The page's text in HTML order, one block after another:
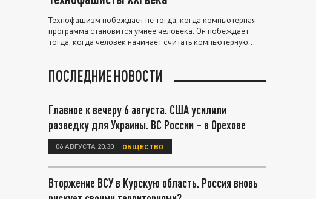
Технофашизм побеждает не тогда, когда компьютерная
программа становится умнее человека. Он побеждает
тогда, когда человек начинает считать компьютерную
ПОСЛЕДНИЕ НОВОСТИ
Главное к вечеру 6 августа. США усилили
разведку для Украины. ВС России – в Орехове
06 АВГУСТА 20:30 ОБЩЕСТВО
Вторжение ВСУ в Курскую область. Россия вновь